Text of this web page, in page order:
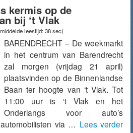
kermis op de
bij ‘t Vlak
leestijd: 38 sec)
BARENDRECHT – De weekmarkt
in het centrum van Barendrecht
zal morgen (vrijdag 21 april)
plaatsvinden op de Binnenlandse
Baan ter hoogte van ‘t Vlak. Tot
11:00 uur is ‘t Vlak en het
Onderlangs voor auto’s
via … Lees verder